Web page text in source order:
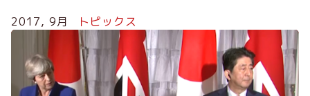
2017, 9月 トピックス